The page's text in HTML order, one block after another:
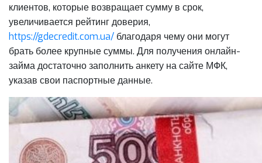
клиентов, которые возвращает сумму в срок,
увеличивается рейтинг доверия,
https://gdecredit.com.ua/ благодаря чему они могут
брать более крупные суммы. Для получения онлайн-
займа достаточно заполнить анкету на сайте МФК,
указав свои паспортные данные.